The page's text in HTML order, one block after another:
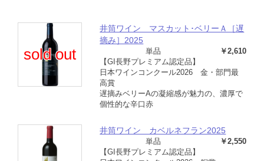
sold out
井筒ワイン マスカット･ベリーＡ［遅
摘み］2025
単品
￥2,610
【GI長野プレミアム認定品】
日本ワインコンクール2026 金・部門最
高賞
遅摘みベリーAの凝縮感が魅力の、濃厚で
個性的な辛口赤
井筒ワイン カベルネフラン2025
単品
￥2,550
【GI長野プレミアム認定品】